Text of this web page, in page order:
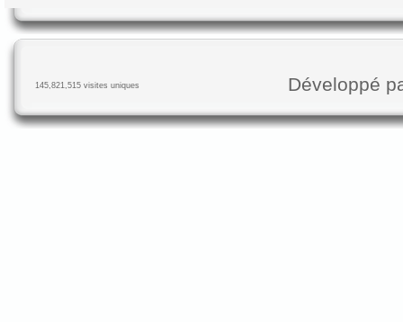
145,821,515 visites uniques Développé